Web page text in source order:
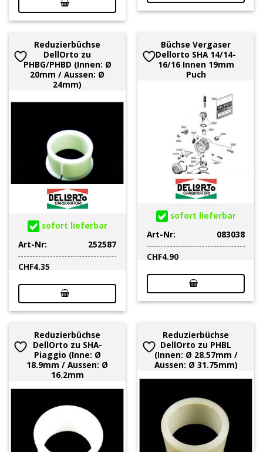
Reduzierbüchse
DellOrto zu
PHBG/PHBD (Innen: Ø
20mm / Aussen: Ø
24mm)
sofort lieferbar
Art-Nr:
252587
CHF4.35
Büchse Vergaser
Dellorto SHA 14/14-
16/16 Innen 19mm
Puch
sofort lieferbar
Art-Nr:
083038
CHF4.90
Reduzierbüchse
DellOrto zu SHA-
Piaggio (Inne: Ø
18.9mm / Aussen: Ø
16.2mm
Reduzierbüchse
DellOrto zu PHBL
(Innen: Ø 28.57mm /
Aussen: Ø 31.75mm)